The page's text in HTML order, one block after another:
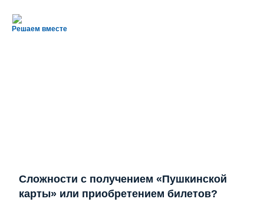
Решаем вместе
Сложности с получением «Пушкинской
карты» или приобретением билетов?